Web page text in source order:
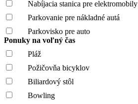
Nabíjacia stanica pre elektromobily
Parkovanie pre nákladné autá
Parkovisko pre auto
Ponuky na voľný čas
Pláž
Požičovňa bicyklov
Biliardový stôl
Bowling